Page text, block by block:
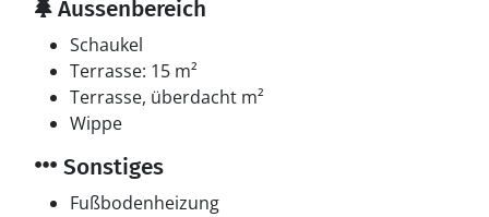
Aussenbereich
Schaukel
Terrasse: 15 m²
Terrasse, überdacht m²
Wippe
Sonstiges
Fußbodenheizung